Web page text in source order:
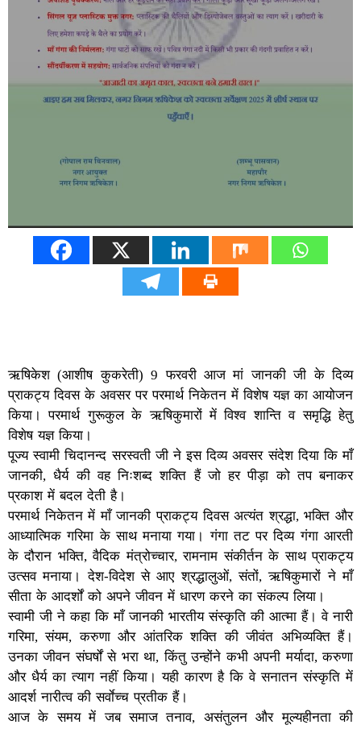
ऋषिकेश (आशीष कुकरेती) 9 फरवरी आज मां जानकी जी के दिव्य
प्राकट्य दिवस के अवसर पर परमार्थ निकेतन में विशेष यज्ञ का आयोजन
किया। परमार्थ गुरूकुल के ऋषिकुमारों में विश्व शान्ति व समृद्धि हेतु
विशेष यज्ञ किया।
पूज्य स्वामी चिदानन्द सरस्वती जी ने इस दिव्य अवसर संदेश दिया कि माँ
जानकी, धैर्य की वह निःशब्द शक्ति हैं जो हर पीड़ा को तप बनाकर
प्रकाश में बदल देती है।
परमार्थ निकेतन में माँ जानकी प्राकट्य दिवस अत्यंत श्रद्धा, भक्ति और
आध्यात्मिक गरिमा के साथ मनाया गया। गंगा तट पर दिव्य गंगा आरती
के दौरान भक्ति, वैदिक मंत्रोच्चार, रामनाम संकीर्तन के साथ प्राकट्य
उत्सव मनाया। देश-विदेश से आए श्रद्धालुओं, संतों, ऋषिकुमारों ने माँ
सीता के आदर्शों को अपने जीवन में धारण करने का संकल्प लिया।
स्वामी जी ने कहा कि माँ जानकी भारतीय संस्कृति की आत्मा हैं। वे नारी
गरिमा, संयम, करुणा और आंतरिक शक्ति की जीवंत अभिव्यक्ति हैं।
उनका जीवन संघर्षों से भरा था, किंतु उन्होंने कभी अपनी मर्यादा, करुणा
और धैर्य का त्याग नहीं किया। यही कारण है कि वे सनातन संस्कृति में
आदर्श नारीत्व की सर्वाेच्च प्रतीक हैं।
आज के समय में जब समाज तनाव, असंतुलन और मूल्यहीनता की